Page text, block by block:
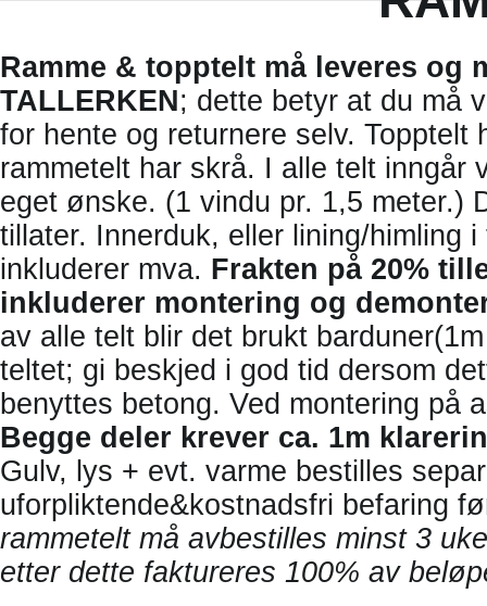
Ramme & topptelt må leveres og
TALLERKEN; dette betyr at du må
for hente og returnere selv.
rammetelt har skrå. I alle telt inngår
eget ønske. (1 vindu pr. 1,5
tillater. Innerduk, eller lining/himling
inkluderer mva. Frakten på 20%
inkluderer montering og
av alle telt blir det brukt
teltet; gi beskjed i god tid dersom
benyttes betong. Ved montering på
Begge deler krever ca. 1m
Gulv, lys + evt. varme bestilles
uforpliktende&kostnadsfri befaring
rammetelt må avbestilles minst 3
etter dette faktureres 100% av